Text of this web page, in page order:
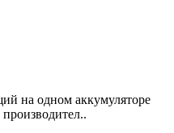
на одном аккумуляторе